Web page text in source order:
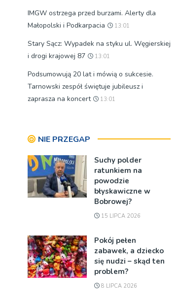
IMGW ostrzega przed burzami. Alerty dla
Małopolski i Podkarpacia
13:01
Stary Sącz: Wypadek na styku ul. Węgierskiej
i drogi krajowej 87
13:01
Podsumowują 20 lat i mówią o sukcesie.
Tarnowski zespół świętuje jubileusz i
zaprasza na koncert
13:01
NIE PRZEGAP
Suchy polder
ratunkiem na
powodzie
błyskawiczne w
Bobrowej?
15 LIPCA 2026
Pokój pełen
zabawek, a dziecko
się nudzi – skąd ten
problem?
8 LIPCA 2026